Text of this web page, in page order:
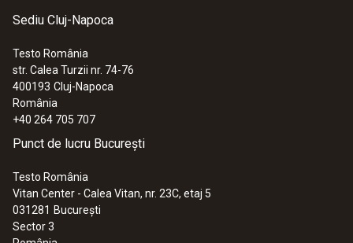
Sediu Cluj-Napoca
Testo România
str. Calea Turzii nr. 74-76
400193 Cluj-Napoca
România
+40 264 705 707
Punct de lucru București
Testo România
Vitan Center - Calea Vitan, nr. 23C, etaj 5
031281 București
Sector 3